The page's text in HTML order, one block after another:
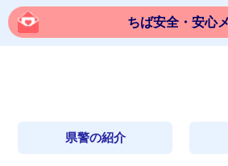
ちば安全・安心
県警の紹介